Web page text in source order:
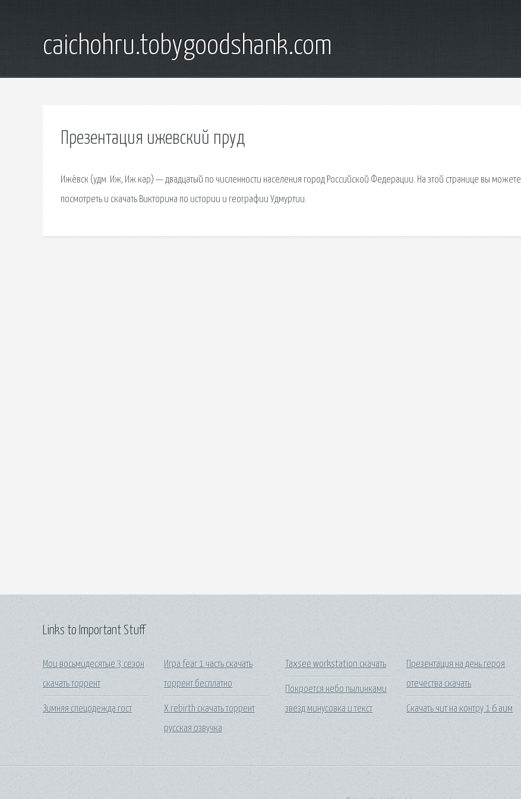
caichohru.tobygoodshank.com
Презентация ижевский пруд
Иже́вск (удм. Иж, Иж кар) — двадцатый по численности населения город Российской Федерации. На этой странице вы можете
посмотреть и скачать Викторина по истории и географии Удмуртии.
Links to Important Stuff
Мои восьмидесятые 3 сезон
скачать торрент
Зимняя спецодежда гост
Игра fear 1 часть скачать
торрент бесплатно
X rebirth скачать торрент
русская озвучка
Taxsee workstation скачать
Покроется небо пылинками
звезд минусовка и текст
Презентация на день героя
отечества скачать
Скачать чит на контру 1 6 аим